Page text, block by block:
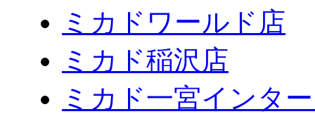
ミカドワールド店
ミカド稲沢店
ミカド一宮インタ